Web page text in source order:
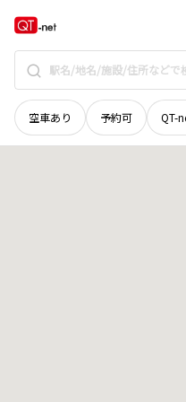
空車あり 予約可 QT-
北海道